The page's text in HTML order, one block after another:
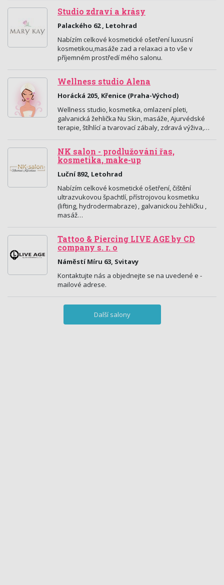
Studio zdraví a krásy
Palackého 62 , Letohrad
Nabízím celkové kosmetické ošetření luxusní
kosmetikou,masáže zad a relaxaci a to vše v
příjemném prostředí mého salonu.
Wellness studio Alena
Horácká 205, Křenice (Praha-Východ)
Wellness studio, kosmetika, omlazení pleti,
galvanická žehlička Nu Skin, masáže, Ajurvédské
terapie, štíhlící a tvarovací zábaly, zdravá výživa,…
NK salon - prodlužování řas,
kosmetika, make-up
Luční 892, Letohrad
Nabízím celkové kosmetické ošetření, čištění
ultrazvukovou špachtlí, přístrojovou kosmetiku
(lifting, hydrodermabraze) , galvanickou žehličku ,
masáž…
Tattoo & Piercing LIVE AGE by CD
company s. r. o
Náměstí Míru 63, Svitavy
Kontaktujte nás a objednejte se na uvedené e -
mailové adrese.
Další salony